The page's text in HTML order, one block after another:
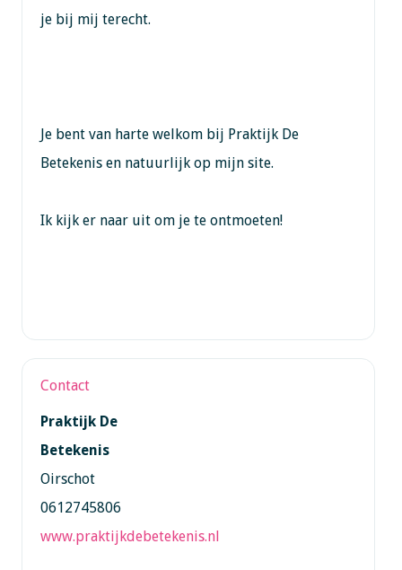
je bij mij terecht.
Je bent van harte welkom bij Praktijk De
Betekenis en natuurlijk op mijn site.
Ik kijk er naar uit om je te ontmoeten!
Contact
Praktijk De
Betekenis
Oirschot
0612745806
www.praktijkdebetekenis.nl